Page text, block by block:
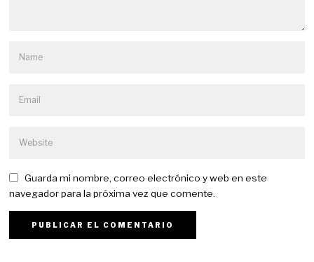
Guarda mi nombre, correo electrónico y web en este
navegador para la próxima vez que comente.